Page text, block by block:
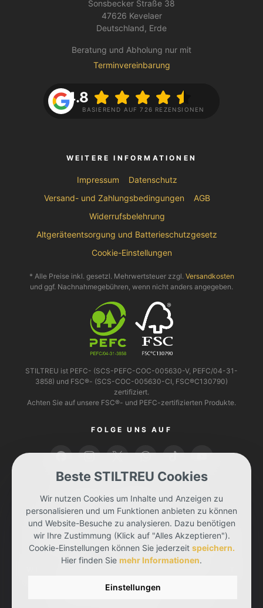
Sonsbecker Straße 38
47626 Kevelaer
Deutschland, Erde
Beratung und Abholung nur mit
Terminvereinbarung
4.8
BASIEREND AUF 726 REZENSIONEN
WEITERE INFORMATIONEN
Impressum
Datenschutz
Versand- und Zahlungsbedingungen
AGB
Widerrufsbelehrung
Altgeräteentsorgung und Batterieschutzgesetz
Cookie-Einstellungen
* Alle Preise inkl. gesetzl. Mehrwertsteuer zzgl. Versandkosten
und ggf. Nachnahmegebühren, wenn nicht anders angegeben.
STILTREU ist PEFC- (SCS-PEFC-COC-005630-V, PEFC/04-31-
3858) und FSC®- (SCS-COC-005630-CI, FSC®C130790)
zertifiziert.
Achten Sie auf unsere FSC®- und PEFC-zertifizierten Produkte.
FOLGE UNS AUF
Beste STILTREU Cookies
Wir nutzen Cookies um Inhalte und Anzeigen zu
personalisieren und um Funktionen anbieten zu können
und Website-Besuche zu analysieren. Dazu benötigen
wir Ihre Zustimmung (Klick auf "Alles Akzeptieren").
Cookie-Einstellungen können Sie jederzeit speichern.
Hier finden Sie mehr Informationen.
Einstellungen